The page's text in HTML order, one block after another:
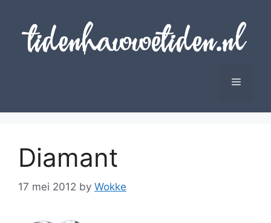
content
Menu
Diamant
17 mei 2012 by Wokke